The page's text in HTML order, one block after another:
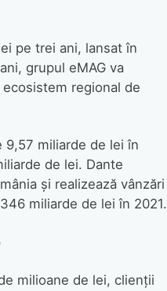
pe trei ani, lansat în
grupul eMAG va
regional de
9,57 miliarde de lei în
de lei. Dante
şi realizează vânzări
miliarde de lei în 2021.
milioane de lei, clienții